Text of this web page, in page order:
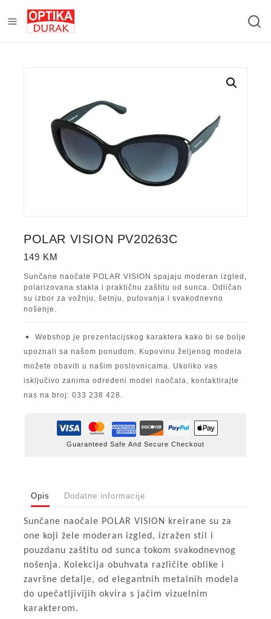
POLAR VISION PV20263C
149 KM
Sunčane naočale POLAR VISION spajaju moderan izgled,
polarizovana stakla i praktičnu zaštitu od sunca. Odličan
su izbor za vožnju, šetnju, putovanja i svakodnevno
nošenje.
Webshop je prezentacijskog karaktera kako bi se bolje
upoznali sa našom ponudom. Kupovinu željenog modela
možete obaviti u našim poslovnicama. Ukoliko vas
isključivo zanima određeni model naočala, kontaktirajte
nas na broj: 033 238 428.
Guaranteed Safe And Secure Checkout
Opis Dodatne informacije
Sunčane naočale POLAR VISION kreirane su za
one koji žele moderan izgled, izražen stil i
pouzdanu zaštitu od sunca tokom svakodnevnog
nošenja. Kolekcija obuhvata različite oblike i
završne detalje, od elegantnih metalnih modela
do upečatljivijih okvira s jačim vizuelnim
karakterom.